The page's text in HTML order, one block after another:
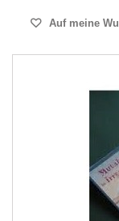
Auf meine